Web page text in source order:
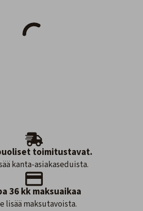
toimitustavat.
kanta-asiakaseduista.
36 kk maksuaikaa
lisää maksutavoista.